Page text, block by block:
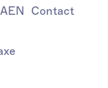
Contact